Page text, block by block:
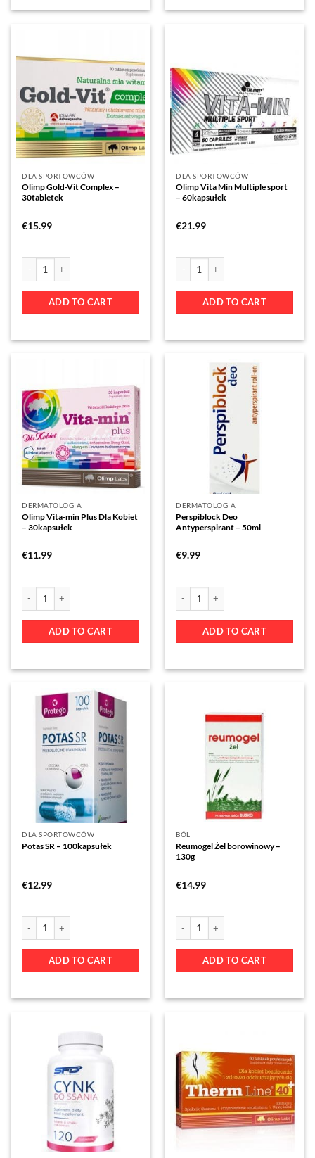
DLA SPORTOWCÓW
Olimp Gold-Vit Complex –
30tabletek
€15.99
ADD TO CART
DLA SPORTOWCÓW
Olimp Vita Min Multiple sport
– 60kapsułek
€21.99
ADD TO CART
DERMATOLOGIA
Olimp Vita-min Plus Dla Kobiet
– 30kapsułek
€11.99
ADD TO CART
DERMATOLOGIA
Perspiblock Deo
Antyperspirant – 50ml
€9.99
ADD TO CART
DLA SPORTOWCÓW
Potas SR – 100kapsułek
€12.99
ADD TO CART
BÓL
Reumogel Żel borowinowy –
130g
€14.99
ADD TO CART